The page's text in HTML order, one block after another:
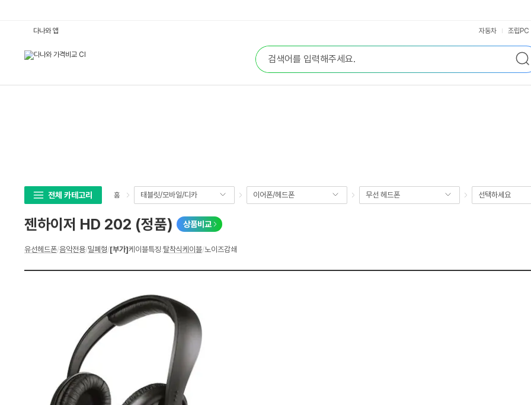
합
검
색
다나와 앱 자동차 조립PC
전체 카테고리 홈 태블릿/모바일/디카 이어폰/헤드폰 무선 헤드폰 선택하세요
젠하이저 HD 202 (정품) 상품비교
상
유선헤드폰/음악전용/밀폐형/[부가]케이블특징:탈착식케이블/노이즈감쇄